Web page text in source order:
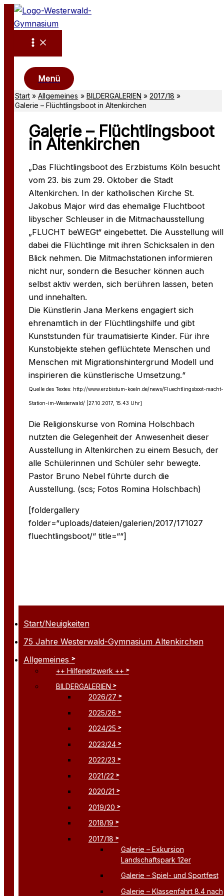
Zum
Inhalt
springen
Menü
Start Allgemeines BILDERGALERIEN
2017/18
Galerie – Flüchtlingsboot in Altenkirchen
Start/Neuigkeiten
75 Jahre Westerwald-Gymnasium Altenkirchen
Allgemeines
++ Hilfenetzwerk ++
BILDERGALERIEN
2026/27
2025/26
2024/25
2023/24
2022/23
2021/22
2020/21
2019/20
2018/19
2017/18
Galerie – Exkursion
Landschaftspark 12er
Galerie – Spiel- und Sportfest
Galerie – Klassenfahrt 8.4 nach
Galerie – Flüchtlingsboot
in Altenkirchen
„Das Flüchtlingsboot des Erzbistums Köln besucht
vom 23. bis zum 29. Oktober die Stadt
Altenkirchen. In der katholischen Kirche St.
Jakobus Major wird das ehemalige Fluchtboot
libyscher Schleuser in die Mitmachausstellung
„FLUCHT beWEGt“ eingebettet. Die Ausstellung will
dabei die Flüchtlinge mit ihren Schicksalen in den
Blick nehmen. Die Mitmachstationen informieren
nicht nur, sondern die Besucher können auch
selbst aktiv werden, sich berühren lassen, beten
und innehalten.
Die Künstlerin Jana Merkens engagiert sich
ehrenamtlich in der Flüchtlingshilfe und gibt
Kunststunden für traumatisierte Kinder. Für ihre
Kunstobjekte stehen geflüchtete Menschen und
Menschen mit Migrationshintergrund Modell und
inspirieren die künstlerische Umsetzung.“
Quelle des Textes: http://www.erzbistum-koeln.de/news/Fluechtlingsboot-macht-
Station-im-Westerwald/ [27.10.2017, 15.43 Uhr]
Die Religionskurse von Romina Holschbach
nutzten die Gelegenheit der Anwesenheit dieser
Ausstellung in Altenkirchen zu einem Besuch, der
alle Schülerinnen und Schüler sehr bewegte.
Pastor Bruno Nebel führte durch die
Ausstellung. (scs; Fotos Romina Holschbach)
[foldergallery
folder=“uploads/dateien/galerien/2017/171027
fluechtlingsboot/“ title=““]